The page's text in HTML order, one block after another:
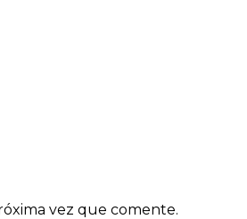
vez que comente.